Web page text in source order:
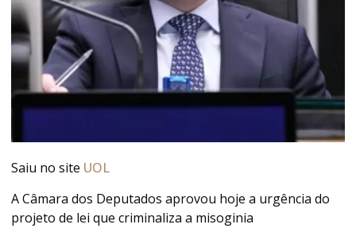
Saiu no site UOL
A Câmara dos Deputados aprovou hoje a urgência do
projeto de lei que criminaliza a misoginia